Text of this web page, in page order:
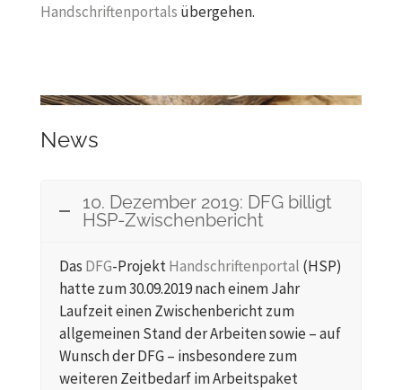
Handschriftenportals übergehen.
News
10. Dezember 2019: DFG billigt
HSP-Zwischenbericht
Das DFG-ProjektHandschriftenportal (HSP)
hatte zum 30.09.2019 nach einem Jahr
Laufzeit einen Zwischenbericht zum
allgemeinen Stand der Arbeiten sowie – auf
Wunsch der DFG – insbesondere zum
weiteren Zeitbedarf im Arbeitspaket